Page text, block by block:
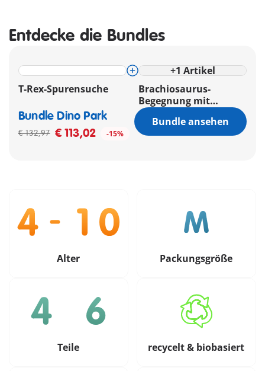
Entdecke die Bundles
T-Rex-Spurensuche
+1 Artikel
Brachiosaurus-
Begegnung mit
Luftkissenboot
Bundle Dino Park
€ 132,97 € 113,02 -15%
Bundle ansehen
Alter Packungsgröße
Teile recycelt & biobasiert